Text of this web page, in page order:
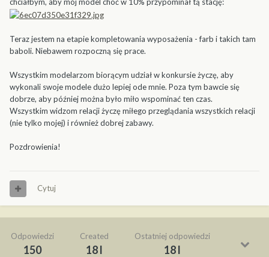
Teraz jestem na etapie kompletowania wyposażenia - farb i takich tam
baboli. Niebawem rozpoczną się prace.
Wszystkim modelarzom biorącym udział w konkursie życzę, aby
wykonali swoje modele dużo lepiej ode mnie. Poza tym bawcie się
dobrze, aby później można było miło wspominać ten czas.
Wszystkim widzom relacji życzę miłego przeglądania wszystkich relacji
(nie tylko mojej) i również dobrej zabawy.
Pozdrowienia!
Cytuj
Odpowiedzi
150
Created
18 l
Ostatniej odpowiedzi
18 l